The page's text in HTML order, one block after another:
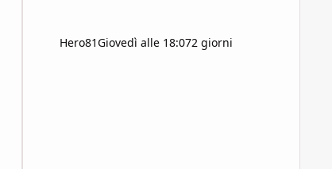
Hero81 Giovedì alle 18:072 giorni